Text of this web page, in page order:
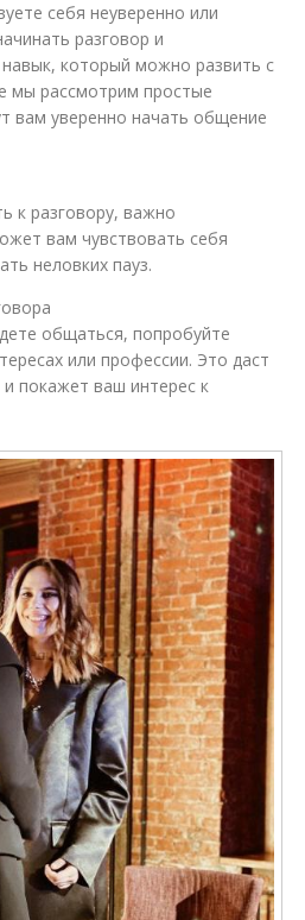
себя неуверенно или
разговор и
который можно развить с
мы рассмотрим простые
вам уверенно начать общение
к разговору, важно
вам чувствовать себя
неловких пауз.
общаться, попробуйте
или профессии. Это даст
покажет ваш интерес к